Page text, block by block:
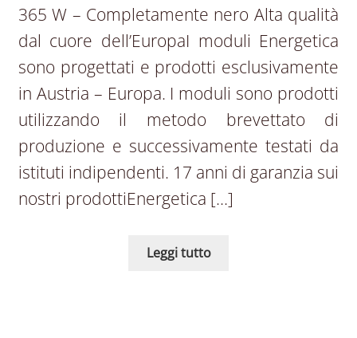
365 W – Completamente nero Alta qualità
dal cuore dell’EuropaI moduli Energetica
sono progettati e prodotti esclusivamente
in Austria – Europa. I moduli sono prodotti
utilizzando il metodo brevettato di
produzione e successivamente testati da
istituti indipendenti. 17 anni di garanzia sui
nostri prodottiEnergetica […]
Leggi tutto